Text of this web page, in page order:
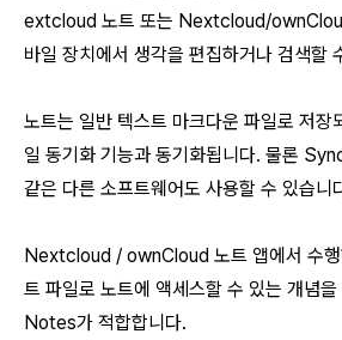
extcloud 노트 또는 Nextcloud/
바일 장치에서 생각을 편집하거나 검색할
노트는 일반 텍스트 마크다운 파일로 저
일 동기화 기능과 동기화됩니다. 물론
같은 다른 소프트웨어도 사용할 수 있습니
Nextcloud / ownCloud 노트 앱에서 수행
트 파일로 노트에 액세스할 수 있는 개념
Notes가 적합합니다.